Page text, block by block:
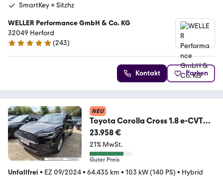
SmartKey + Sitzhz
WELLER Performance GmbH & Co. KG
32049 Herford
4.8 Sterne
(243)
Kontakt Parken
NEU
Toyota Corolla Cross 1.8 e-CVT
Hybrid Dynamic Aut. Vir
23.958 €
21% MwSt.
Guter Preis
Unfallfrei • EZ 09/2024• 64.435 km • 103 kW (140 PS) • Hybrid